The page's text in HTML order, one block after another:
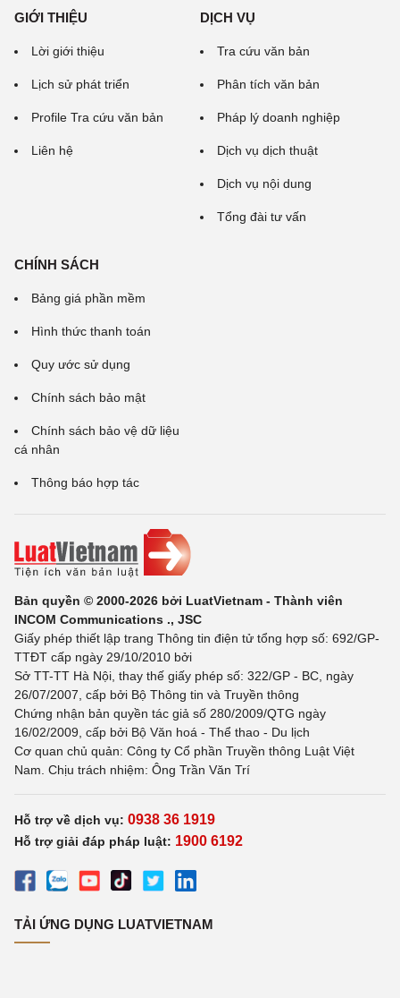
GIỚI THIỆU
Lời giới thiệu
Lịch sử phát triển
Profile Tra cứu văn bản
Liên hệ
DỊCH VỤ
Tra cứu văn bản
Phân tích văn bản
Pháp lý doanh nghiệp
Dịch vụ dịch thuật
Dịch vụ nội dung
Tổng đài tư vấn
CHÍNH SÁCH
Bảng giá phần mềm
Hình thức thanh toán
Quy ước sử dụng
Chính sách bảo mật
Chính sách bảo vệ dữ liệu
cá nhân
Thông báo hợp tác
Bản quyền © 2000-2026 bởi LuatVietnam - Thành viên
INCOM Communications ., JSC
Giấy phép thiết lập trang Thông tin điện tử tổng hợp số: 692/GP-
TTĐT cấp ngày 29/10/2010 bởi
Sở TT-TT Hà Nội, thay thế giấy phép số: 322/GP - BC, ngày
26/07/2007, cấp bởi Bộ Thông tin và Truyền thông
Chứng nhận bản quyền tác giả số 280/2009/QTG ngày
16/02/2009, cấp bởi Bộ Văn hoá - Thể thao - Du lịch
Cơ quan chủ quản: Công ty Cổ phần Truyền thông Luật Việt
Nam. Chịu trách nhiệm: Ông Trần Văn Trí
Hỗ trợ về dịch vụ: 0938 36 1919
Hỗ trợ giải đáp pháp luật: 1900 6192
TẢI ỨNG DỤNG LUATVIETNAM